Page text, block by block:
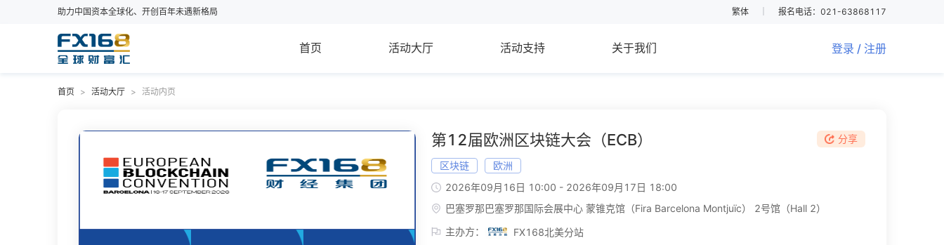
助力中国资本全球化、开创百年未遇新格局 繁体 报名电话：021-63868117
首页 活动大厅 活动支持 关于我们 登录 / 注册
首页 > 活动大厅 > 活动内页
第12届欧洲区块链大会（ECB）
区块链
欧洲
2026年09月16日 10:00 - 2026年09月17日 18:00
巴塞罗那巴塞罗那国际会展中心 蒙锥克馆（Fira Barcelona Montjuïc） 2号馆（Hall 2）
主办方：
FX168北美分站
分享